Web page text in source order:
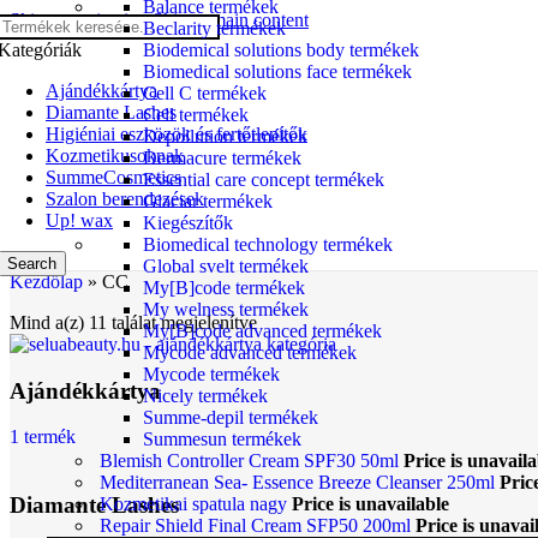
Skip to navigationSkip to main content
Ajándékkártya
Diamante Lashes
Higiéniai eszközök és fertőtlenítők
Kozmetikusoknak
SummeCosmetics
Szalon berendezések
Up! wax
Search
Balance termékek
Beclarity termékek
Biodemical solutions body termékek
Biomedical solutions face termékek
Cell C termékek
Cell termékek
Depollution termékek
Dermacure termékek
Essential care concept termékek
Glaciar termékek
Kiegészítők
Biomedical technology termékek
Global svelt termékek
My[B]code termékek
My welness termékek
My[B]code advanced termékek
Mycode advanced termékek
Mycode termékek
Nicely termékek
Summe-depil termékek
Summesun termékek
Blemish Controller Cream SPF30 50ml Price is
Mediterranean Sea- Essence Breeze Cleanser 250ml
Kozmetikai spatula nagy Price is unavailable
Repair Shield Final Cream SFP50 200ml Price is
Kezdőlap » CC
Mind a(z) 11 találat megjelenítve
Ajándékkártya
1 termék
Diamante Lashes